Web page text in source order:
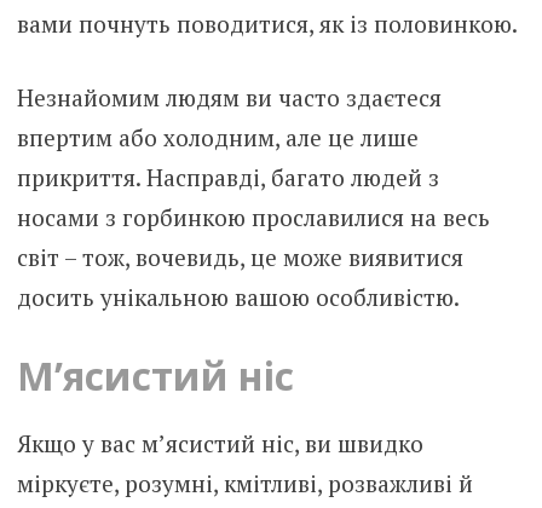
вами почнуть поводитися, як із половинкою.
Незнайомим людям ви часто здаєтеся
впертим або холодним, але це лише
прикриття. Насправді, багато людей з
носами з горбинкою прославилися на весь
світ – тож, вочевидь, це може виявитися
досить унікальною вашою особливістю.
М’ясистий ніс
Якщо у вас м’ясистий ніс, ви швидко
міркуєте, розумні, кмітливі, розважливі й